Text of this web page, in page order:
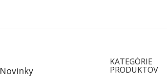
Novinky
KATEGÓRIE
PRODUKTOV